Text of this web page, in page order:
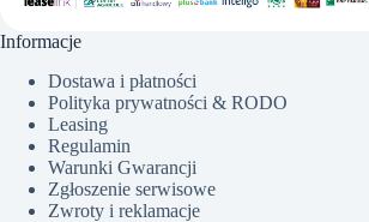
Informacje
Dostawa i płatności
Polityka prywatności & RODO
Leasing
Regulamin
Warunki Gwarancji
Zgłoszenie serwisowe
Zwroty i reklamacje